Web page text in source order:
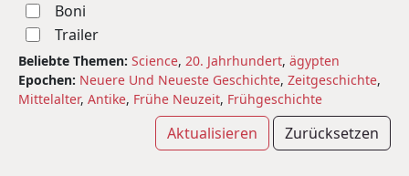
Boni
Trailer
Beliebte Themen: Science, 20. Jahrhundert, ägypten
Epochen: Neuere Und Neueste Geschichte, Zeitgeschichte,
Mittelalter, Antike, Frühe Neuzeit, Frühgeschichte
Aktualisieren Zurücksetzen